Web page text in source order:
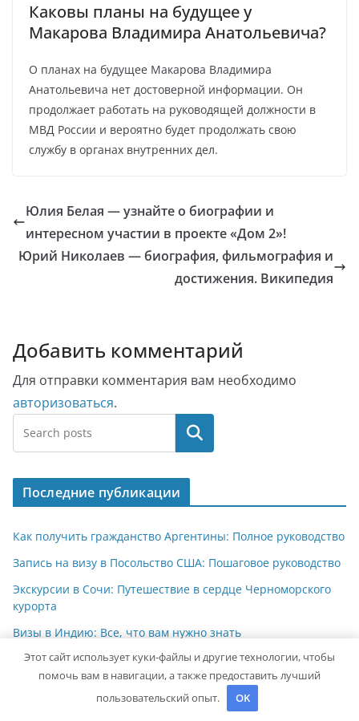
Каковы планы на будущее у
Макарова Владимира Анатольевича?
О планах на будущее Макарова Владимира
Анатольевича нет достоверной информации. Он
продолжает работать на руководящей должности в
МВД России и вероятно будет продолжать свою
службу в органах внутренних дел.
Юлия Белая — узнайте о биографии и
интересном участии в проекте «Дом 2»!
Юрий Николаев — биография, фильмография и
достижения. Википедия
Добавить комментарий
Для отправки комментария вам необходимо
авторизоваться.
Поиск
Последние публикации
Как получить гражданство Аргентины: Полное руководство
Запись на визу в Посольство США: Пошаговое руководство
Экскурсии в Сочи: Путешествие в сердце Черноморского
курорта
Визы в Индию: Все, что вам нужно знать
Туры в Шарджу из Москвы: Откройте для себя культурное
сердце ОАЭ
Этот сайт использует куки-файлы и другие технологии, чтобы
помочь вам в навигации, а также предоставить лучший
пользовательский опыт.
OK